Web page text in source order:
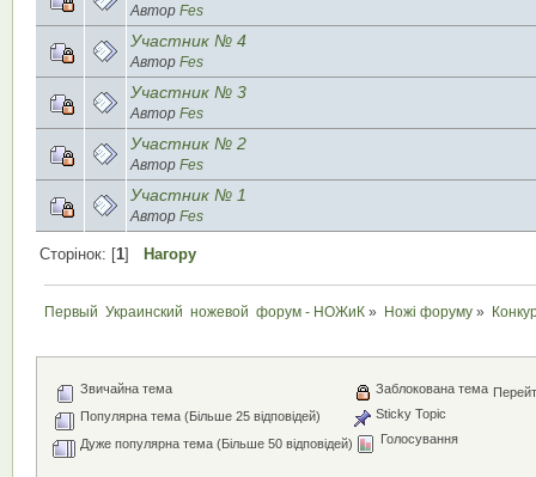
Автор Fes
Участник № 4
Автор Fes
Участник № 3
Автор Fes
Участник № 2
Автор Fes
Участник № 1
Автор Fes
Сторінок: [1] Нагору
Первый  Украинский  ножевой  форум - НОЖиК » Ножі форуму »
Звичайна тема
Популярна тема (Більше 25 відповідей)
Дуже популярна тема (Більше 50 відповідей)
Заблокована тема
Sticky Topic
Голосування